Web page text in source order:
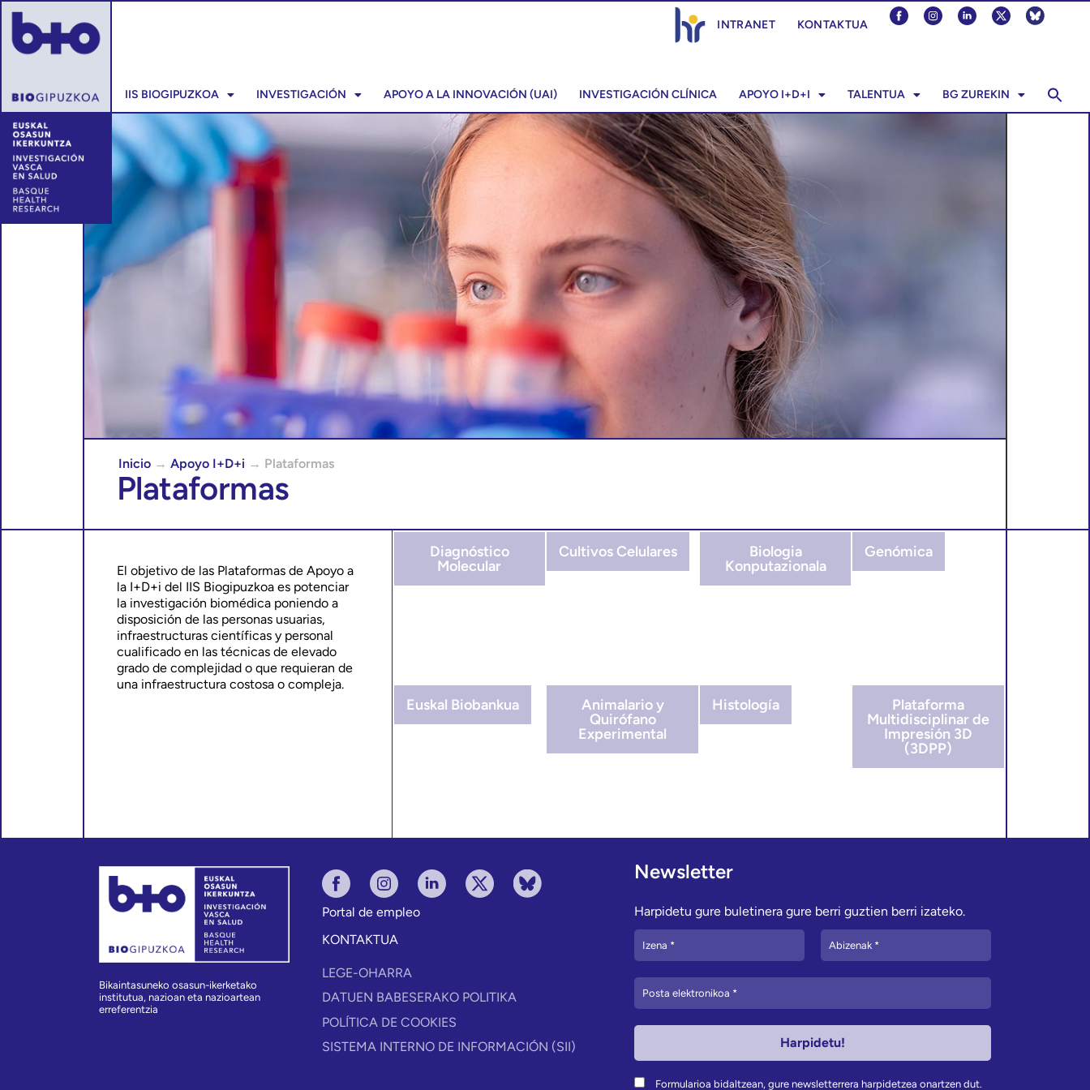
INTRANET KONTAKTUA
IIS BIOGIPUZKOA INVESTIGACIÓN APOYO A LA INNOVACIÓN (UAI) INVESTIGACIÓN CLÍNICA APOYO I+D+I TALENTUA BG ZUREKIN
Inicio → Apoyo I+D+i → Plataformas
Plataformas
El objetivo de las Plataformas de Apoyo a
la I+D+i del IIS Biogipuzkoa es potenciar
la investigación biomédica poniendo a
disposición de las personas usuarias,
infraestructuras científicas y personal
cualificado en las técnicas de elevado
grado de complejidad o que requieran de
una infraestructura costosa o compleja.
Diagnóstico
Molecular
Cultivos Celulares
Biologia
Konputazionala
Genómica
Euskal Biobankua
Animalario y
Quirófano
Experimental
Histología
Plataforma
Multidisciplinar de
Impresión 3D
(3DPP)
Bikaintasuneko osasun-ikerketako
institutua, nazioan eta nazioartean
erreferentzia
Portal de empleo
KONTAKTUA
LEGE-OHARRA
DATUEN BABESERAKO POLITIKA
POLÍTICA DE COOKIES
SISTEMA INTERNO DE INFORMACIÓN (SII)
Newsletter
Harpidetu gure buletinera gure berri guztien berri izateko.
Formularioa bidaltzean, gure newsletterrera harpidetzea onartzen dut.